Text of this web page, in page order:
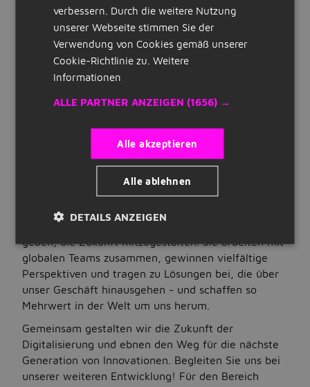
Innovation Starts With You
Bringen Sie Ihre Karriere bei Belden voran, wo
Innovation Möglichkeiten schafft - für unsere
Gemeinschaften, welche wir bedienen. Wir
verbinden Menschen, Informationen und Ideen, um
die komplexesten Herausforderungen der Welt im
Bereich der Konnektivität zu lösen und so Neugierde
in greifbare Ergebnisse umzusetzen. Bei Belden
übernehmen Sie Aufgaben, die Sie herausfordern,
Ihre Entwicklung fördern und Ihnen die Möglichkeit
geben, die Zukunft mitzugestalten. Sie arbeiten mit
globalen Teams zusammen, gewinnen vielfältige
Perspektiven und tragen zu Lösungen bei, die über
unser Geschäft hinausgehen - und schaffen so
Mehrwert in der Welt um uns herum.
Gemeinsam gestalten wir die Zukunft der
Digitalisierung und ebnen den Weg für die nächste
Generation von Innovationen. Begleiten Sie uns bei
unserer weiteren Entwicklung! Für den Bereich
Quick Links
Unternehmen auf Jobbird
Nach Stellenangeboten suchen
Jobs nach Standort
Jobs nach Berufsfeld
Jobs nach Anstellungsart
Jobs nach Bildungsstand
verbessern. Durch die weitere Nutzung
unserer Webseite stimmen Sie der
Verwendung von Cookies gemäß unserer
Cookie-Richtlinie zu. Weitere
Informationen
ALLE PARTNER ANZEIGEN (1656) →
Alle akzeptieren
Alle ablehnen
DETAILS ANZEIGEN